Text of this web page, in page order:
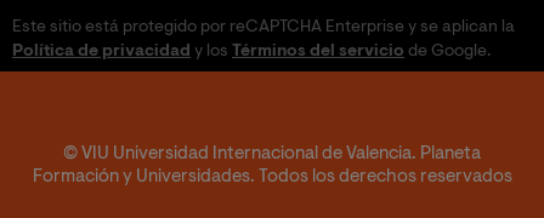
Este sitio está protegido por reCAPTCHA Enterprise y se aplican la
Política de privacidad y los Términos del servicio de Google.
© VIU Universidad Internacional de Valencia. Planeta
Formación y Universidades. Todos los derechos reservados